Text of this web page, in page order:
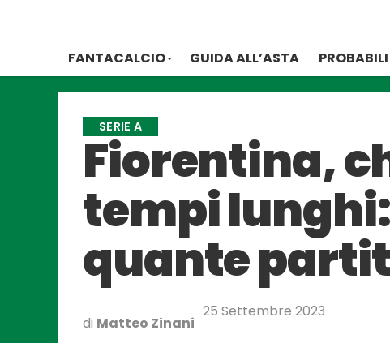
FANTACALCIO GUIDA ALL’ASTA
SERIE A
Fiorentina,
tempi
quante
di Matteo Zinani
25 Settembre 2023